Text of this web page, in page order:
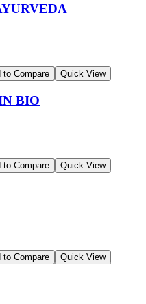
to Compare Quick View
BIO
to Compare Quick View
to Compare Quick View